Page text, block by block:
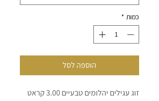
כמות *
הוספה לסל
זוג עגילים יהלומים טבעיים 3.00 קראט